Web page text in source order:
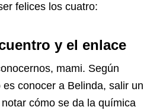
felices los cuatro:
y el enlace
mami. Según
conocer a Belinda, salir un
cómo se da la química